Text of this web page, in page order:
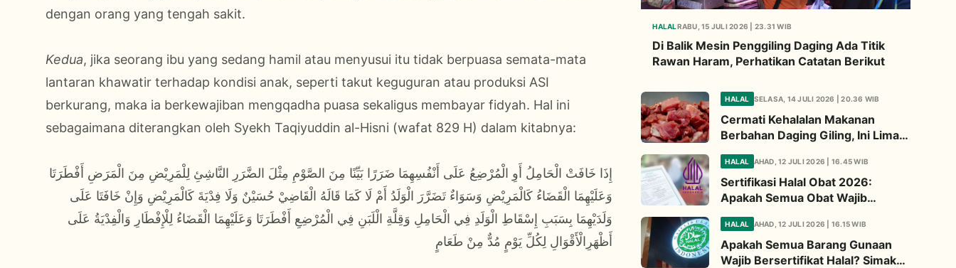
dengan orang yang tengah sakit.
Kedua, jika seorang ibu yang sedang hamil atau menyusui itu tidak berpuasa semata-mata
lantaran khawatir terhadap kondisi anak, seperti takut keguguran atau produksi ASI
berkurang, maka ia berkewajiban mengqadha puasa sekaligus membayar fidyah. Hal ini
sebagaimana diterangkan oleh Syekh Taqiyuddin al-Hisni (wafat 829 H) dalam kitabnya:
إِذَا خَافَتْ الْحَامِلُ أَوِ الْمُرْضِعُ عَلَى أَنْفُسِهِمَا ضَرَرًا بَيِّنًا مِنَ الصَّوْمِ مِثْلَ الضَّرَرِ النَّاشِئِ لِلْمَرِيْضِ مِنَ الْمَرَضِ أَفْطَرَتَا
وَعَلَيْهِمَا الْقَضَاءُ كَالْمَرِيْضِ وَسَوَاءٌ تَضَرَّرَ الْوَلَدُ أَمْ لَا كَمَا قَالَهُ الْقَاضِيْ حُسَيْنٌ وَلَا فِدْيَةَ كَالْمَرِيْضِ وَإِنْ خَافَتَا عَلَى
وَلَدَيْهِمَا بِسَبَبِ إِسْقَاطِ الْوَلَدِ فِي الْحَامِلِ وَقِلَّةِ الْلَبَنِ فِي الْمُرْضِعِ أَفْطَرَتَا وَعَلَيْهِمَا الْقَضَاءُ لِلْإِفْطَارِ وَالْفِدْيَةُ عَلَى
أَظْهَرِالْأَقْوَالِ لِكُلِّ يَوْمٍ مُدٌّ مِنْ طَعَامٍ
HALALRABU, 15 JULI 2026 | 23.31 WIB
Di Balik Mesin Penggiling Daging Ada Titik
Rawan Haram, Perhatikan Catatan Berikut
HALAL SELASA, 14 JULI 2026 | 20.36 WIB
Cermati Kehalalan Makanan
Berbahan Daging Giling, Ini Lima
Diperhatikan
HALAL AHAD, 12 JULI 2026 | 16.45 WIB
Sertifikasi Halal Obat 2026:
Apakah Semua Obat Wajib
Penjelasannya
HALAL AHAD, 12 JULI 2026 | 16.15 WIB
Apakah Semua Barang Gunaan
Wajib Bersertifikat Halal? Simak